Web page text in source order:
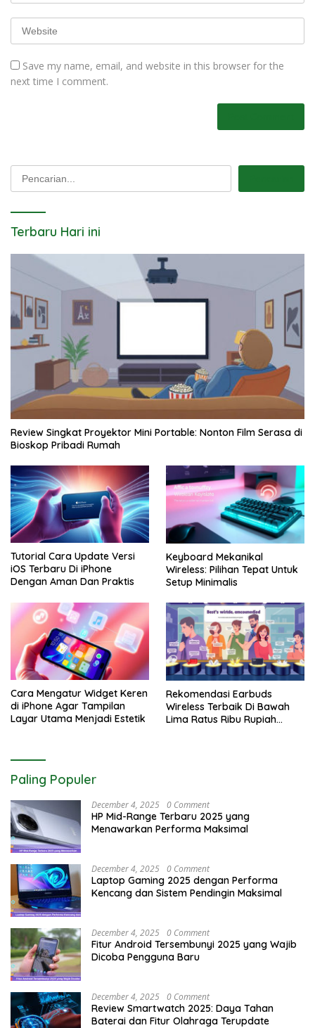
Save my name, email, and website in this browser for the
next time I comment.
Pencarian
Terbaru Hari ini
Review Singkat Proyektor Mini Portable: Nonton Film Serasa di
Bioskop Pribadi Rumah
Tutorial Cara Update Versi
iOS Terbaru Di iPhone
Dengan Aman Dan Praktis
Keyboard Mekanikal
Wireless: Pilihan Tepat Untuk
Setup Minimalis
Cara Mengatur Widget Keren
di iPhone Agar Tampilan
Layar Utama Menjadi Estetik
Rekomendasi Earbuds
Wireless Terbaik Di Bawah
Lima Ratus Ribu Rupiah
Paling Populer
December 4, 2025 0 Comment
HP Mid-Range Terbaru 2025 yang
Menawarkan Performa Maksimal
December 4, 2025 0 Comment
Laptop Gaming 2025 dengan Performa
Kencang dan Sistem Pendingin Maksimal
December 4, 2025 0 Comment
Fitur Android Tersembunyi 2025 yang Wajib
Dicoba Pengguna Baru
December 4, 2025 0 Comment
Review Smartwatch 2025: Daya Tahan
Baterai dan Fitur Olahraga Terupdate